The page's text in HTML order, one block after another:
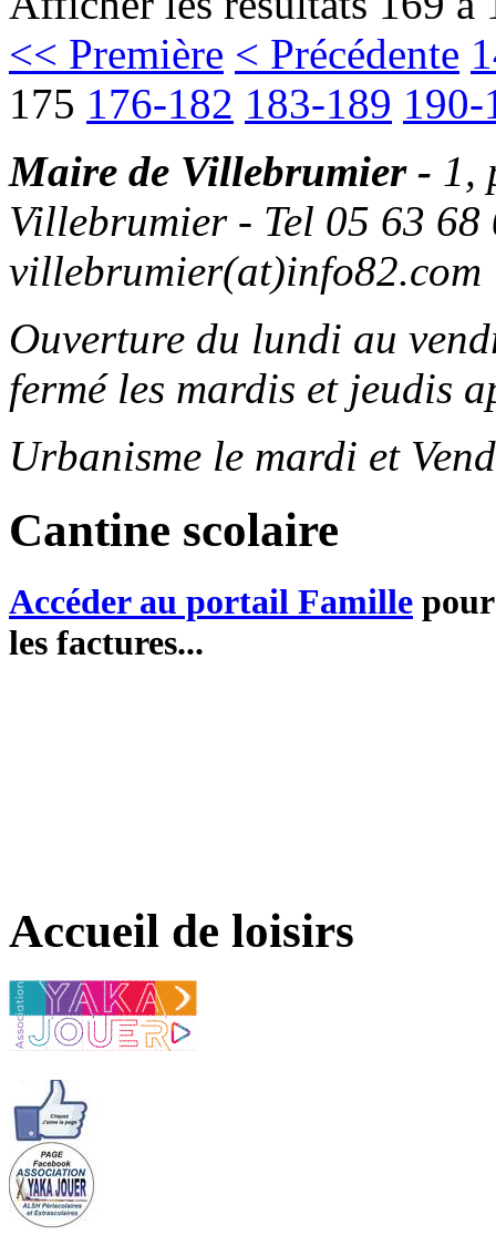
<< Première < Précédente
175 176-182 183-189 190-
Maire de Villebrumier - 1,
Villebrumier - Tel 05 63
villebrumier(at)info82.com
Ouverture du lundi au
fermé les mardis et jeudis
Urbanisme le mardi et
Cantine scolaire
Accéder au portail Famille
les factures...
Accueil de loisirs